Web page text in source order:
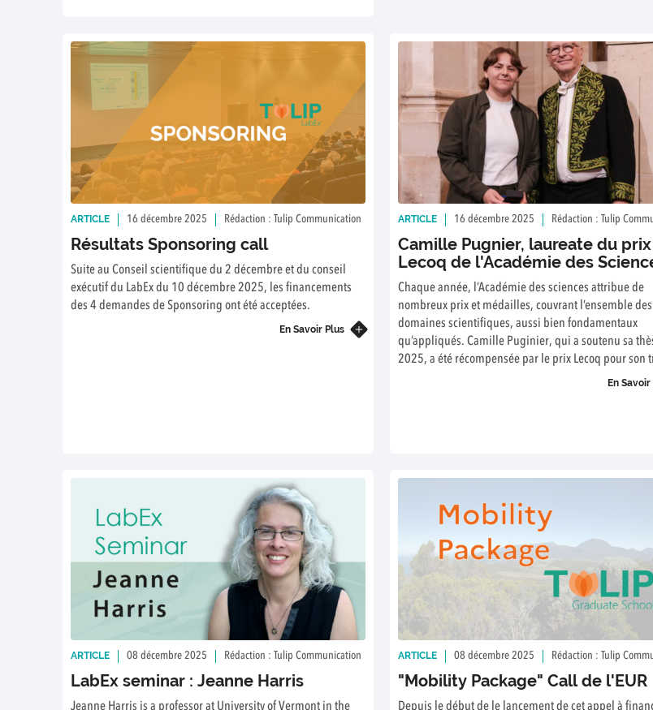
ARTICLE 16 décembre 2025 Rédaction : Tulip Communication
Résultats Sponsoring call
Suite au Conseil scientifique du 2 décembre et du conseil
exécutif du LabEx du 10 décembre 2025, les financements
des 4 demandes de Sponsoring ont été acceptées.
En Savoir Plus
ARTICLE 16 décembre 2025 Rédaction : Tulip
Camille Pugnier, laureate du prix
Lecoq de l'Académie des
Chaque année, l’Académie des sciences attribue de
nombreux prix et médailles, couvrant l’ensemble des
domaines scientifiques, aussi bien fondamentaux
qu’appliqués. Camille Puginier, qui a soutenu sa
2025, a été récompensée par le prix Lecoq pour son
effectué lors de son doctorat, portant sur les lichens.
En Savoir
ARTICLE 08 décembre 2025 Rédaction : Tulip Communication
LabEx seminar : Jeanne Harris
Jeanne Harris is a professor at University of Vermont in the
ARTICLE 08 décembre 2025 Rédaction : Tulip
"Mobility Package" Call de l'EUR
Depuis le début de le lancement de cet appel à